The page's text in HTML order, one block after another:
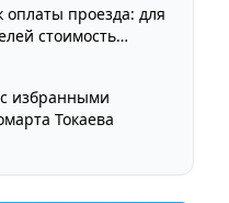
проезда: для
стоимость
с избранными
Токаева